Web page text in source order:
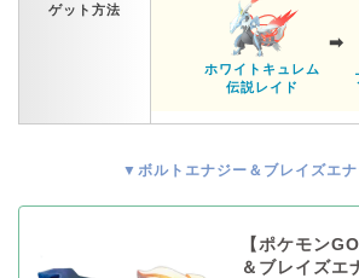
ゲット方法
ホワイトキュレム
伝説レイド
➡︎
▼ボルトエナジー＆ブレイズエナ
【ポケモン
＆ブレイズエ